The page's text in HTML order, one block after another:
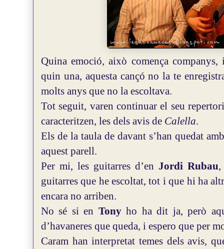
Quina emoció, això comença
quin una, aquesta cançó no la te
molts anys que no la escoltava.
Tot seguit, varen continuar el seu
caracteritzen, les dels avis de Calella.
Els de la taula de davant s’han quedat
aquest parell.
Per mi, les guitarres d’en Jordi Rubau
guitarres que he escoltat, tot i que hi ha
encara no arriben.
No sé si en Tonyho ha dit ja, però
d’havaneres que queda, i espero que per
Caram han interpretat temes dels avis,